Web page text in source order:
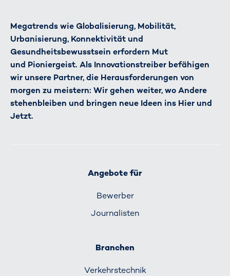
Megatrends wie Globalisierung, Mobilität,
Urbanisierung, Konnektivität und
Gesundheitsbewusstsein erfordern Mut
und Pioniergeist. Als Innovationstreiber befähigen
wir unsere Partner, die Herausforderungen von
morgen zu meistern: Wir gehen weiter, wo Andere
stehenbleiben und bringen neue Ideen ins Hier und
Jetzt.
Angebote für
Bewerber
Journalisten
Branchen
Verkehrs­technik